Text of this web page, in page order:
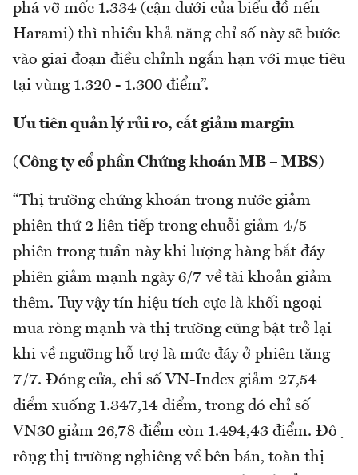
phá vỡ mốc 1.334 (cận dưới của biểu đồ nến
Harami) thì nhiều khả năng chỉ số này sẽ bước
vào giai đoạn điều chỉnh ngắn hạn với mục tiêu
tại vùng 1.320 - 1.300 điểm”.
Ưu tiên quản lý rủi ro, cắt giảm margin
(Công ty cổ phần Chứng khoán MB – MBS)
“Thị trường chứng khoán trong nước giảm
phiên thứ 2 liên tiếp trong chuỗi giảm 4/5
phiên trong tuần này khi lượng hàng bắt đáy
phiên giảm mạnh ngày 6/7 về tài khoản giảm
thêm. Tuy vậy tín hiệu tích cực là khối ngoại
mua ròng mạnh và thị trường cũng bật trở lại
khi về ngưỡng hỗ trợ là mức đáy ở phiên tăng
7/7. Đóng cửa, chỉ số VN-Index giảm 27,54
điểm xuống 1.347,14 điểm, trong đó chỉ số
VN30 giảm 26,78 điểm còn 1.494,43 điểm. Độ
rộng thị trường nghiêng về bên bán, toàn thị